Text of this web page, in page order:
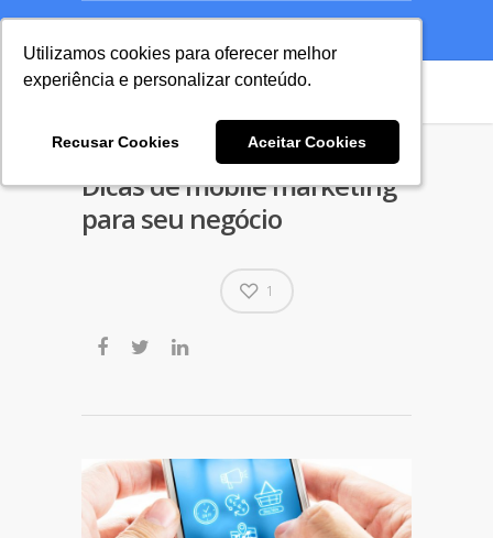
Utilizamos cookies para oferecer melhor
experiência e personalizar conteúdo.
Recusar Cookies Aceitar Cookies
Utilizamos cookies para oferecer melhor
experiência e personalizar conteúdo.
Recusar Cookies Aceitar Cookies
Dicas de mobile marketing
para seu negócio
1